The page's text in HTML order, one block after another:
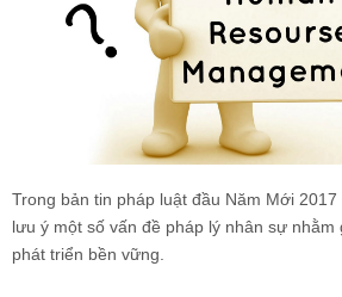
Trong bản tin pháp luật đầu Năm Mới 2017
lưu ý một số vấn đề pháp lý nhân sự nhằm
phát triển bền vững.